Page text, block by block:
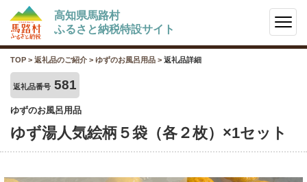
高知県馬路村
ふるさと納税特設サイト
TOP > 返礼品のご紹介 > ゆずのお風呂用品 > 返礼品詳細
返礼品番号 581
ゆずのお風呂用品
ゆず湯人気絵柄５袋（各２枚）×1セット